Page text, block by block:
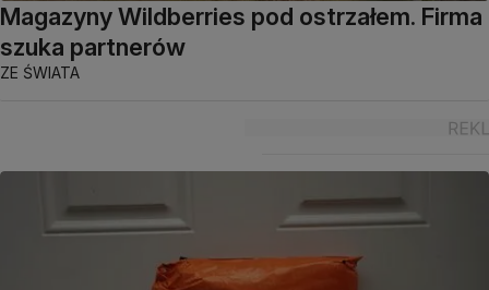
Magazyny Wildberries pod ostrzałem. Firma
szuka partnerów
ZE ŚWIATA